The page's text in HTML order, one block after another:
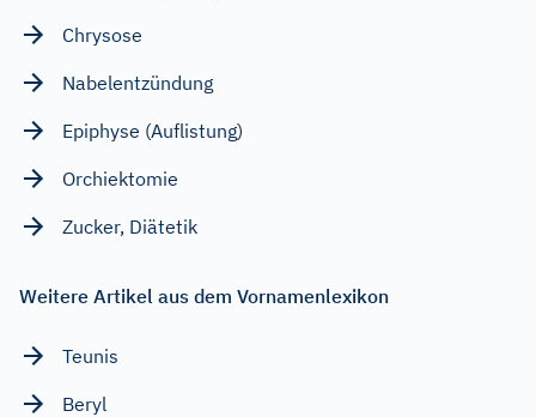
Chrysose
Nabelentzündung
Epiphyse (Auflistung)
Orchiektomie
Zucker, Diätetik
Weitere Artikel aus dem Vornamenlexikon
Teunis
Beryl